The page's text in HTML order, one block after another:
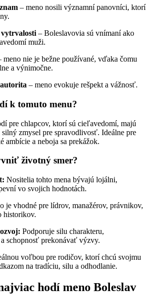
– meno nosili významní panovníci, ktorí
vytrvalosti – Boleslavovia sú vnímaní ako
muži.
meno nie je bežne používané, vďaka čomu
a výnimočne.
– meno evokuje rešpekt a vážnosť.
k tomuto menu?
pre chlapcov, ktorí sú cieľavedomí, majú
zmysel pre spravodlivosť. Ideálne pre
ambície a neboja sa prekážok.
životný smer?
Nositelia tohto mena bývajú lojálni,
vo svojich hodnotách.
je vhodné pre lídrov, manažérov, právnikov,
historikov.
Podporuje silu charakteru,
schopnosť prekonávať výzvy.
voľbou pre rodičov, ktorí chcú svojmu
na tradíciu, silu a odhodlanie.
hodí meno Boleslav